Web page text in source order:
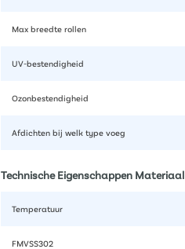
Max breedte rollen
UV-bestendigheid
Ozonbestendigheid
Afdichten bij welk type voeg
Technische Eigenschappen Materiaal
Temperatuur
FMVSS302